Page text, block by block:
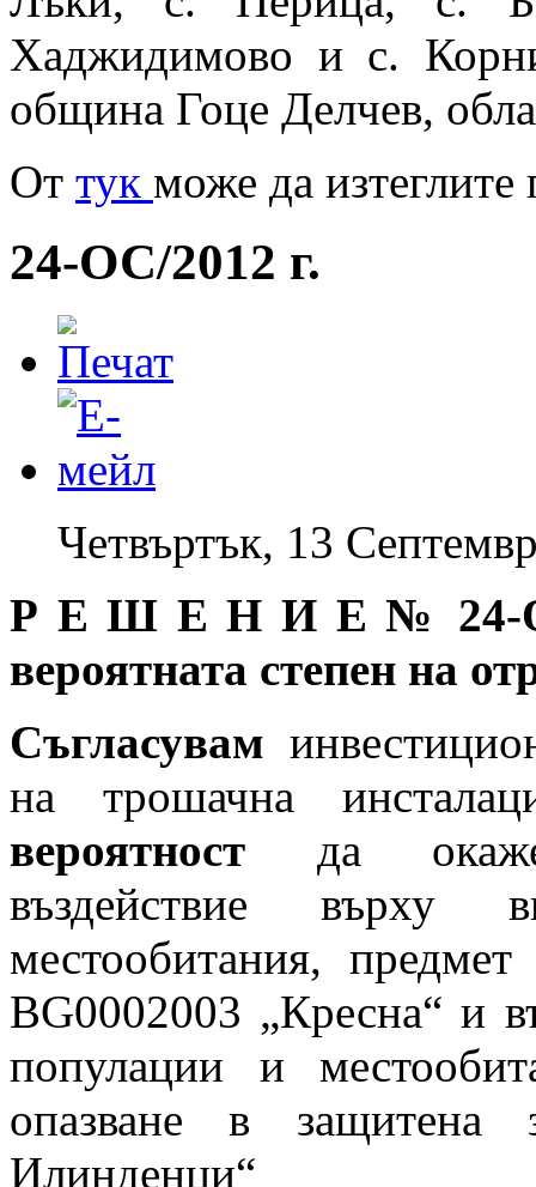
Хаджидимово и с.
община Гоце Делчев,
Oт тук може да
24-ОС/2012 г.
Четвъртък, 13
Р Е Ш Е Н И Е № 24-ОС/
вероятната степен на
Съгласувам
на трошачна
вероятност да окаже
въздействие
местообитания,
BG0002003 „Кресна“ и
популации и
опазване в защитена
Илинденци“